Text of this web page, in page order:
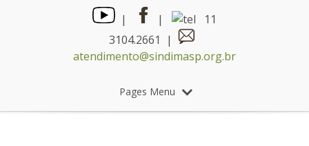
| |
11
3104.2661 |
atendimento@sindimasp.org.br
Pages Menu